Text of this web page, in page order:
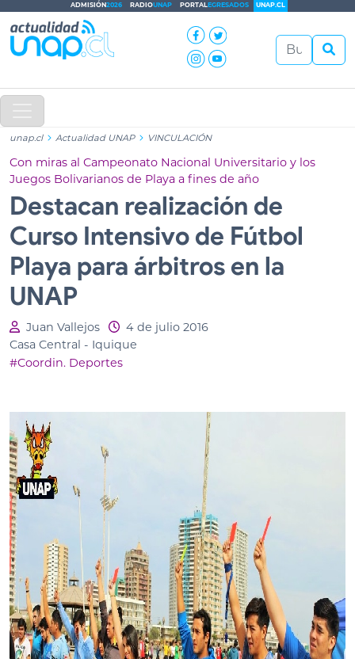
ADMISIÓN2026 RADIOUNAP PORTALEGRESADOS UNAP.CL
unap.cl Actualidad UNAP VINCULACIÓN
Con miras al Campeonato Nacional Universitario y los
Juegos Bolivarianos de Playa a fines de año
Destacan realización de
Curso Intensivo de Fútbol
Playa para árbitros en la
UNAP
Juan Vallejos
4 de julio 2016
Casa Central - Iquique
#Coordin. Deportes